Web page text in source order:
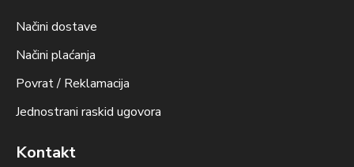
Načini dostave
Načini plaćanja
Povrat / Reklamacija
Jednostrani raskid ugovora
Kontakt